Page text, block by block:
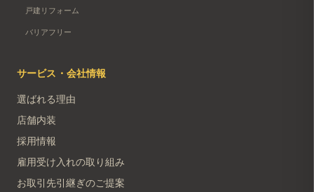
戸建リフォーム
バリアフリー
サービス・会社情報
選ばれる理由
店舗内装
採用情報
雇用受け入れの取り組み
お取引先引継ぎのご提案